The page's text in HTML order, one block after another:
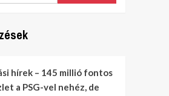
hírek – 145 millió fontos
a PSG-vel nehéz, de